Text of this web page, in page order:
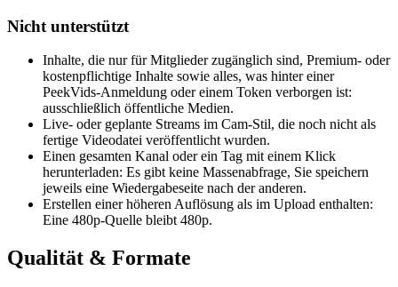
Nicht unterstützt
Inhalte, die nur für Mitglieder zugänglich sind, Premium- oder
kostenpflichtige Inhalte sowie alles, was hinter einer
PeekVids-Anmeldung oder einem Token verborgen ist:
ausschließlich öffentliche Medien.
Live- oder geplante Streams im Cam-Stil, die noch nicht als
fertige Videodatei veröffentlicht wurden.
Einen gesamten Kanal oder ein Tag mit einem Klick
herunterladen: Es gibt keine Massenabfrage, Sie speichern
jeweils eine Wiedergabeseite nach der anderen.
Erstellen einer höheren Auflösung als im Upload enthalten:
Eine 480p-Quelle bleibt 480p.
Qualität & Formate